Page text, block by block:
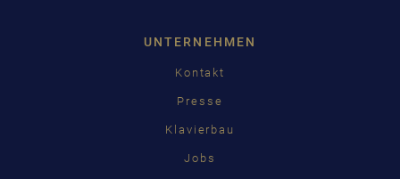
UNTERNEHMEN
Kontakt
Presse
Klavierbau
Jobs